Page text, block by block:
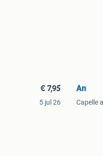
€ 7,95
5 jul 26
An
Capelle